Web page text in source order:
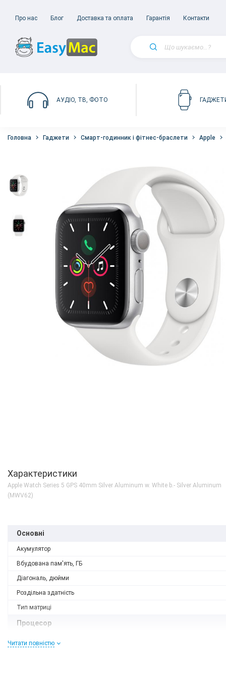
Про нас Блог Доставка та оплата Гарантія Контакти
АУДІО, ТВ, ФОТО
Головна Гаджети Смарт-годинник і фітнес-браслети Apple
Характеристики
Apple Watch Series 5 GPS 40mm Silver Aluminum w. White b.- Silver Aluminum
(MWV62)
Основні
Акумулятор
Вбудована пам'ять, ГБ
Діагональ, дюйми
Роздільна здатність
Тип матриці
Процесор
Читати повністю